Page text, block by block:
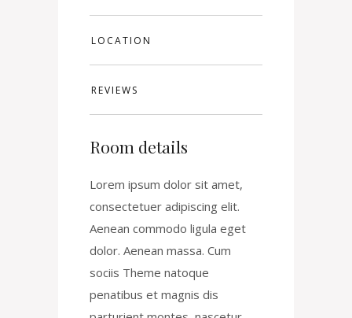
LOCATION
REVIEWS
Room details
Lorem ipsum dolor sit amet,
consectetuer adipiscing elit.
Aenean commodo ligula eget
dolor. Aenean massa. Cum
sociis Theme natoque
penatibus et magnis dis